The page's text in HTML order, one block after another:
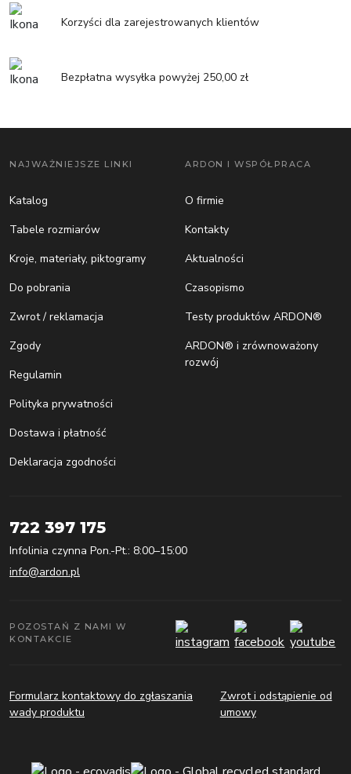
Korzyści dla zarejestrowanych klientów
Bezpłatna wysyłka powyżej 250,00 zł
NAJWAŻNIEJSZE LINKI
Katalog
Tabele rozmiarów
Kroje, materiały, piktogramy
Do pobrania
Zwrot / reklamacja
Zgody
Regulamin
Polityka prywatności
Dostawa i płatność
Deklaracja zgodności
ARDON I WSPÓŁPRACA
O firmie
Kontakty
Aktualności
Czasopismo
Testy produktów ARDON®
ARDON® i zrównoważony
rozwój
722 397 175
Infolinia czynna Pon.-Pt.: 8:00–15:00
info@ardon.pl
POZOSTAŃ Z NAMI W
KONTAKCIE
Formularz kontaktowy do zgłaszania
wady produktu
Zwrot i odstąpienie od
umowy